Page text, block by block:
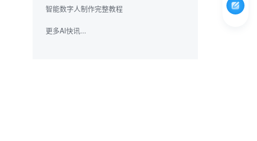
智能数字人制作完整教程
更多AI快讯...